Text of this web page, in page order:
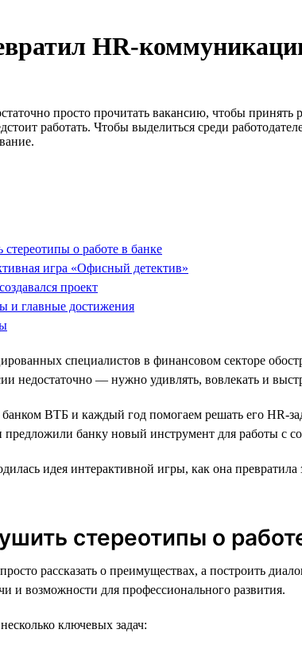
HR-
просто прочитать вакансию, чтобы
работать. Чтобы выделиться среди
стереотипы о работе в банке
игра «Офисный детектив»
проект
и главные достижения
специалистов в финансовом секторе
недостаточно — нужно удивлять, вовлекать и
ВТБ и каждый год помогаем решать его HR-
банку новый инструмент для работы с
идея интерактивной игры, как она
стереотипы о
рассказать о преимуществах, а построить
и возможности для профессионального развития.
ключевых задач: